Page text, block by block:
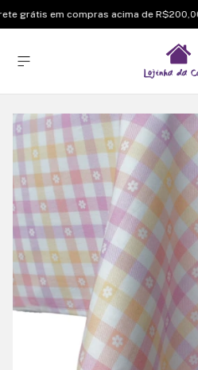
grátis em compras acima de R$200,00